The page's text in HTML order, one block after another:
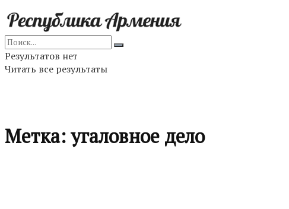
Результатов нет
Читать все результаты
Метка:угаловное дело